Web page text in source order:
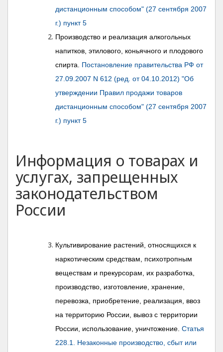
дистанционным способом" (27 сентября 2007
г.) пункт 5
Производство и реализация алкогольных
напитков, этилового, коньячного и плодового
спирта.
Постановление правительства РФ от
27.09.2007 N 612 (ред. от 04.10.2012) "Об
утверждении Правил продажи товаров
дистанционным способом" (27 сентября 2007
г.) пункт 5
Информация о товарах и
услугах, запрещенных
законодательством
России
Культивирование растений, относящихся к
наркотическим средствам, психотропным
веществам и прекурсорам, их разработка,
производство, изготовление, хранение,
перевозка, приобретение, реализация, ввоз
на территорию России, вывоз с территории
России, использование, уничтожение. Статья
228.1. Незаконные производство, сбыт или